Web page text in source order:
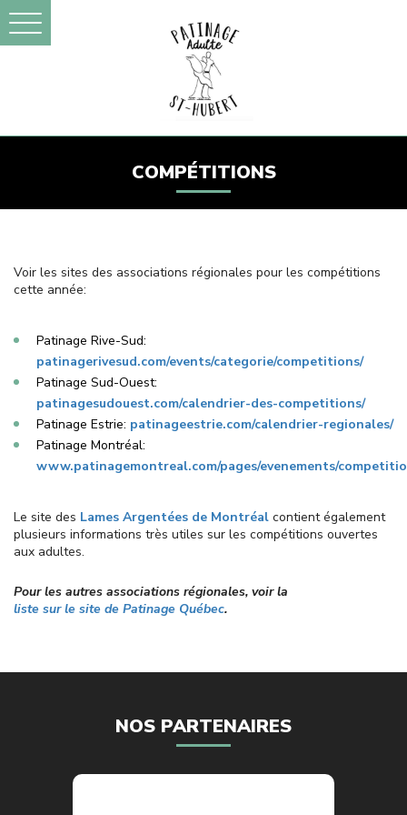
COMPÉTITIONS
Voir les sites des associations régionales pour les compétitions
cette année:
Patinage Rive-Sud:
patinagerivesud.com/events/categorie/competitions/
Patinage Sud-Ouest:
patinagesudouest.com/calendrier-des-competitions/
Patinage Estrie: patinageestrie.com/calendrier-regionales/
Patinage Montréal:
www.patinagemontreal.com/pages/evenements/
Le site des Lames Argentées de Montréal contient également
plusieurs informations très utiles sur les compétitions ouvertes
aux adultes.
Pour les autres associations régionales, voir la
liste sur le site de Patinage Québec.
NOS PARTENAIRES